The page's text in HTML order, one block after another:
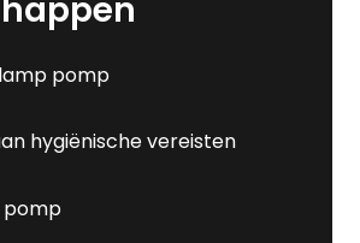
pomp
hygiënische vereisten
pomp